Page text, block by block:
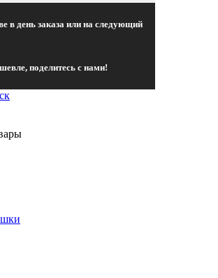
в день заказа или на следующий
поделитесь с нами!